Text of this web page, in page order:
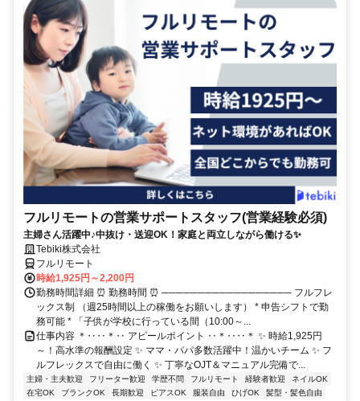
フルリモートの営業サポートスタッフ(営業経験必須)
主婦さん活躍中♪中抜け・送迎OK！家庭と両立しながら働ける✨
Tebiki株式会社
フルリモート
時給1,925円～2,200円
勤務時間詳細 ⏰ 勤務時間 ⏰ ────────────────── フルフレ
ックス制 （週25時間以上の稼働をお願いします） * 申告シフトで勤
務可能 * 「子供が学校に行っている間（10:00～...
仕事内容 ＊‥‥＊‥ アピールポイント ‥＊‥‥＊ ✨ 時給1,925円
～！高水準の報酬設定 ✨ ママ・パパ多数活躍中！温かいチーム ✨ フ
ルフレックスで自由に働く ✨ 丁寧なOJT＆マニュアル完備で...
主婦・主夫歓迎 フリーター歓迎 学歴不問 フルリモート 経験者歓迎
ネイルOK
在宅OK
ブランクOK 長期歓迎 ピアスOK 服装自由 ひげOK 髪型・髪色自由